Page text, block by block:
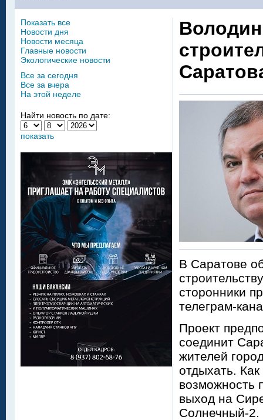
В Саратове
сторонники
телеграм-
Проект
соединит
жителей
отдыхать.
возможность
выход на
Солнечный-2.
Показать все
Новости дня
Новости месяца
Главные новости
Экологические новости
Все за сегодня
Все за вчера
На этой неделе
Найти новость по дате:
показать